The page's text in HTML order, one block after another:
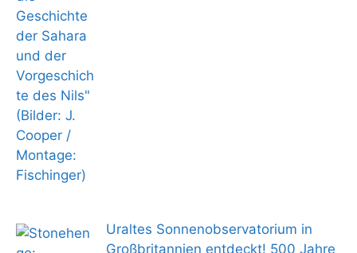
Uraltes Sonnenobservatorium in
Großbritannien entdeckt! 500 Jahre